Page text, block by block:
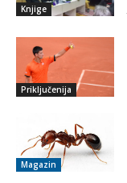
Knjige
Priključenija
Magazin